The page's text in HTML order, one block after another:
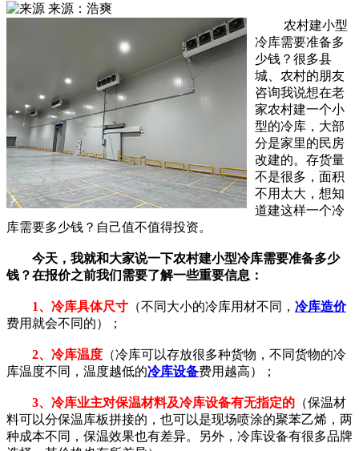
来源：浩爽
农村建小型
冷库需要准备多
少钱？很多县
城、农村的朋友
咨询我说想在老
家农村建一个小
型的冷库，大部
分是家里的民房
改建的。存货量
不是很多，面积
不用太大，想知
道建这样一个冷
库需要多少钱？自己值不值得投资。
今天，我就和大家说一下农村建小型冷库需要准备多少
钱？在报价之前我们需要了解一些重要信息：
1、冷库具体尺寸 （不同大小的冷库用材不同， 冷库造价
费用就会不同的）；
2、冷库温度 （冷库可以存放很多种货物，不同货物的冷
库温度不同，温度越低的冷库设备费用越高）；
3、冷库业主对保温材料及冷库设备有无指定的 （保温材
料可以分保温库板拼接的，也可以是现场喷涂的聚苯乙烯，两
种成本不同，保温效果也有差异。另外，冷库设备有很多品牌